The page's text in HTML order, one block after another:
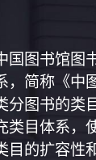
国图书馆
，简称《
图书的类
类目体系，
的扩容性